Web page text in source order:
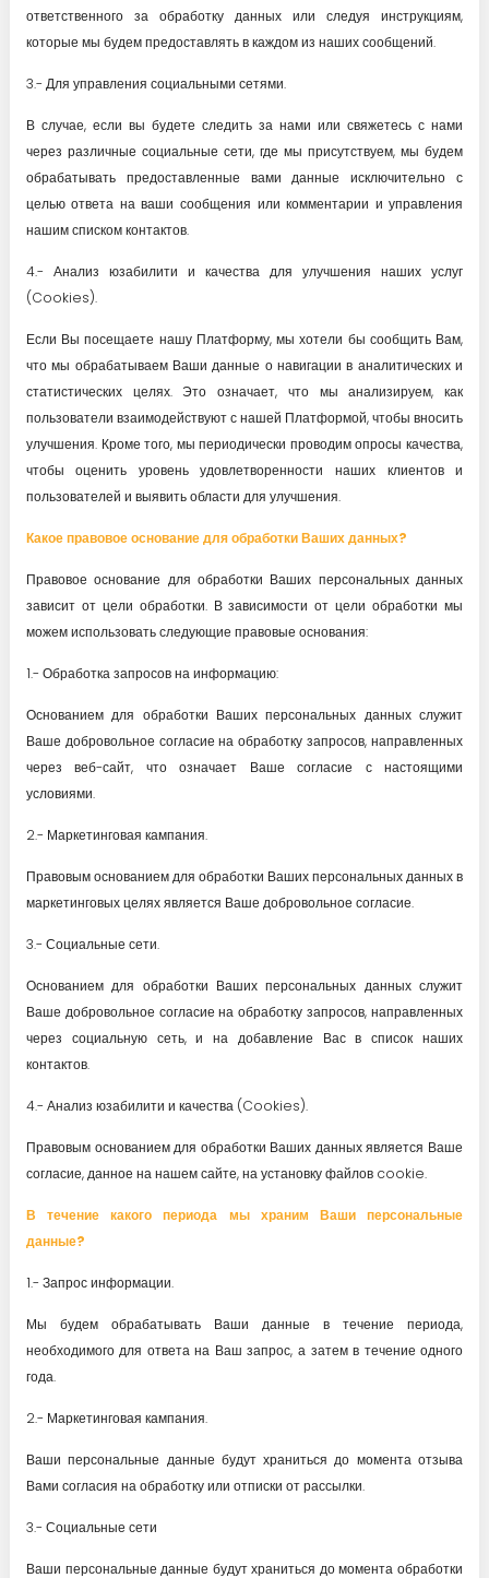
ответственного за обработку данных или следуя инструкциям,
которые мы будем предоставлять в каждом из наших сообщений.
3.- Для управления социальными сетями.
В случае, если вы будете следить за нами или свяжетесь с нами
через различные социальные сети, где мы присутствуем, мы будем
обрабатывать предоставленные вами данные исключительно с
целью ответа на ваши сообщения или комментарии и управления
нашим списком контактов.
4.- Анализ юзабилити и качества для улучшения наших услуг
(Cookies).
Если Вы посещаете нашу Платформу, мы хотели бы сообщить Вам,
что мы обрабатываем Ваши данные о навигации в аналитических и
статистических целях. Это означает, что мы анализируем, как
пользователи взаимодействуют с нашей Платформой, чтобы вносить
улучшения. Кроме того, мы периодически проводим опросы качества,
чтобы оценить уровень удовлетворенности наших клиентов и
пользователей и выявить области для улучшения.
Какое правовое основание для обработки Ваших данных?
Правовое основание для обработки Ваших персональных данных
зависит от цели обработки. В зависимости от цели обработки мы
можем использовать следующие правовые основания:
1.- Обработка запросов на информацию:
Основанием для обработки Ваших персональных данных служит
Ваше добровольное согласие на обработку запросов, направленных
через веб-сайт, что означает Ваше согласие с настоящими
условиями.
2.- Маркетинговая кампания.
Правовым основанием для обработки Ваших персональных данных в
маркетинговых целях является Ваше добровольное согласие.
3.- Социальные сети.
Основанием для обработки Ваших персональных данных служит
Ваше добровольное согласие на обработку запросов, направленных
через социальную сеть, и на добавление Вас в список наших
контактов.
4.- Анализ юзабилити и качества (Cookies).
Правовым основанием для обработки Ваших данных является Ваше
согласие, данное на нашем сайте, на установку файлов cookie.
В течение какого периода мы храним Ваши персональные
данные?
1.- Запрос информации.
Мы будем обрабатывать Ваши данные в течение периода,
необходимого для ответа на Ваш запрос, а затем в течение одного
года.
2.- Маркетинговая кампания.
Ваши персональные данные будут храниться до момента отзыва
Вами согласия на обработку или отписки от рассылки.
3.- Социальные сети
Ваши персональные данные будут храниться до момента обработки